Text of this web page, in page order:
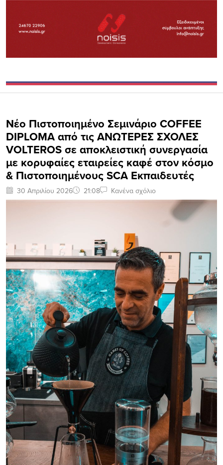
Νέο Πιστοποιημένο Σεμινάριο COFFEE
DIPLOMA από τις ΑΝΩΤΕΡΕΣ ΣΧΟΛΕΣ
VOLTEROS σε αποκλειστική συνεργασία
με κορυφαίες εταιρείες καφέ στον κόσμο
& Πιστοποιημένους SCA Εκπαιδευτές
30 Απριλίου 2026 21:08 Κανένα σχόλιο